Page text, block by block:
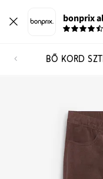
bonprix
BŐ KORD